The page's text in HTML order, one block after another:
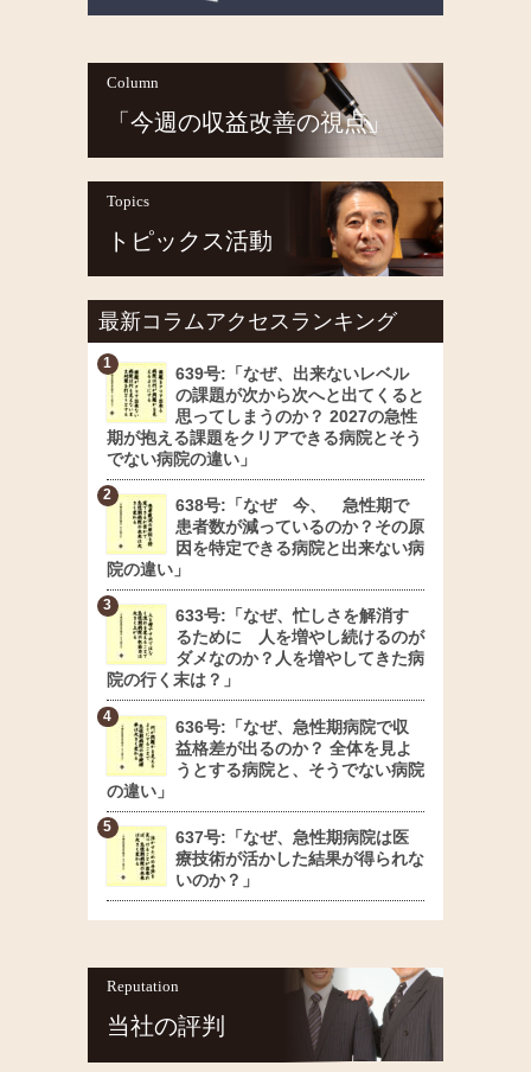
Column
「今週の収益改善の視点」
Topics
トピックス活動
最新コラムアクセスランキング
639号:「なぜ、出来ないレベル
の課題が次から次へと出てくると
思ってしまうのか？ 2027の急性
期が抱える課題をクリアできる病院とそう
でない病院の違い」
638号:「なぜ 今、 急性期で
患者数が減っているのか？その原
因を特定できる病院と出来ない病
院の違い」
633号:「なぜ、忙しさを解消す
るために 人を増やし続けるのが
ダメなのか？人を増やしてきた病
院の行く末は？」
636号:「なぜ、急性期病院で収
益格差が出るのか？ 全体を見よ
うとする病院と、そうでない病院
の違い」
637号:「なぜ、急性期病院は医
療技術が活かした結果が得られな
いのか？」
Reputation
当社の評判